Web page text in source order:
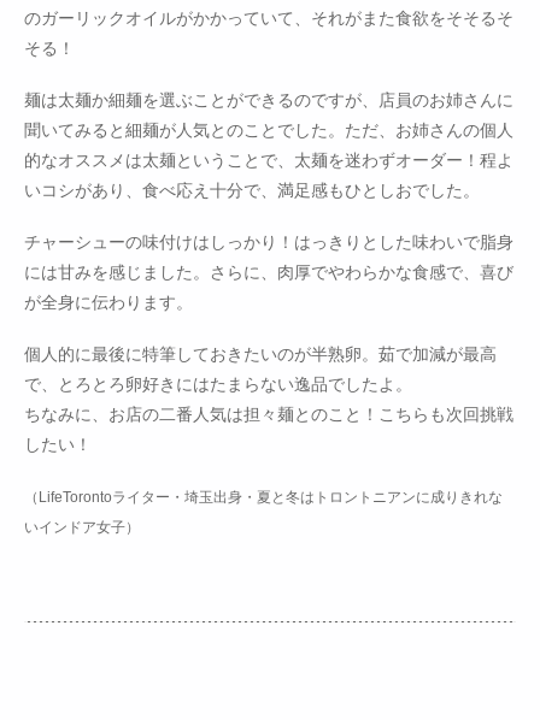
のガーリックオイルがかかっていて、それがまた食欲をそそるそ
そる！
麺は太麺か細麺を選ぶことができるのですが、店員のお姉さんに
聞いてみると細麺が人気とのことでした。ただ、お姉さんの個人
的なオススメは太麺ということで、太麺を迷わずオーダー！程よ
いコシがあり、食べ応え十分で、満足感もひとしおでした。
チャーシューの味付けはしっかり！はっきりとした味わいで脂身
には甘みを感じました。さらに、肉厚でやわらかな食感で、喜び
が全身に伝わります。
個人的に最後に特筆しておきたいのが半熟卵。茹で加減が最高
で、とろとろ卵好きにはたまらない逸品でしたよ。
ちなみに、お店の二番人気は担々麺とのこと！こちらも次回挑戦
したい！
（LifeTorontoライター・埼玉出身・夏と冬はトロントニアンに成りきれな
いインドア女子）